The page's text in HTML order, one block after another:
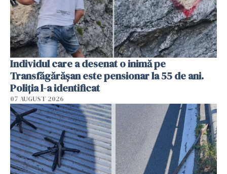
Individul care a desenat o inimă pe
Transfăgărășan este pensionar la 55 de ani.
Poliția l-a identificat
07 AUGUST 2026